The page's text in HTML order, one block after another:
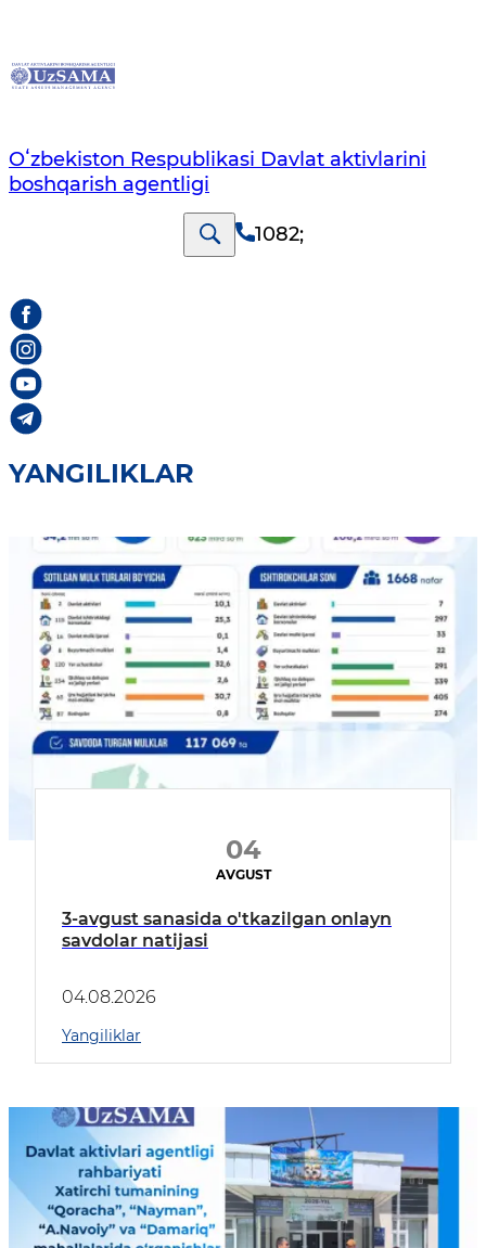
Oʻzbekiston Respublikasi Davlat aktivlarini
boshqarish agentligi
1082;
YANGILIKLAR
04
AVGUST
3-avgust sanasida o'tkazilgan onlayn
savdolar natijasi
04.08.2026
Yangiliklar